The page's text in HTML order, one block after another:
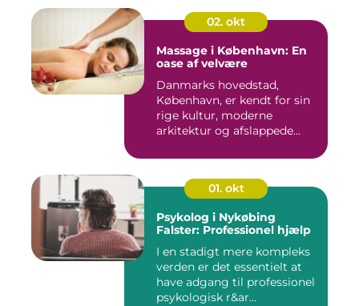
02. okt
Massage i København: En
oase af velvære
Danmarks hovedstad,
København, er kendt for sin
rige kultur, moderne
arkitektur og afslappede...
01. okt
Psykolog i Nykøbing
Falster: Professionel hjælp
I en stadigt mere kompleks
verden er det essentielt at
have adgang til professionel
psykologisk r&ar...